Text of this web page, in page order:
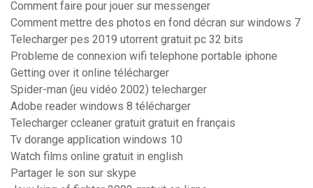
Comment faire pour jouer sur messenger
Comment mettre des photos en fond décran sur windows 7
Telecharger pes 2019 utorrent gratuit pc 32 bits
Probleme de connexion wifi telephone portable iphone
Getting over it online télécharger
Spider-man (jeu vidéo 2002) telecharger
Adobe reader windows 8 télécharger
Telecharger ccleaner gratuit gratuit en français
Tv dorange application windows 10
Watch films online gratuit in english
Partager le son sur skype